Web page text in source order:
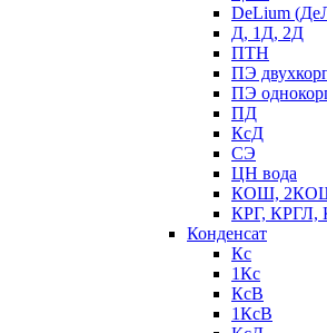
DeLium
Д, 1Д, 2Д
ПТН
ПЭ
ПЭ
ПД
КсД
СЭ
ЦН вода
КОШ,
КРГ, КРГЛ,
Конденсат
Кс
1Кс
КсВ
1КсВ